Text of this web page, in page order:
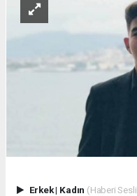
Erkek| Kadın (Haberi